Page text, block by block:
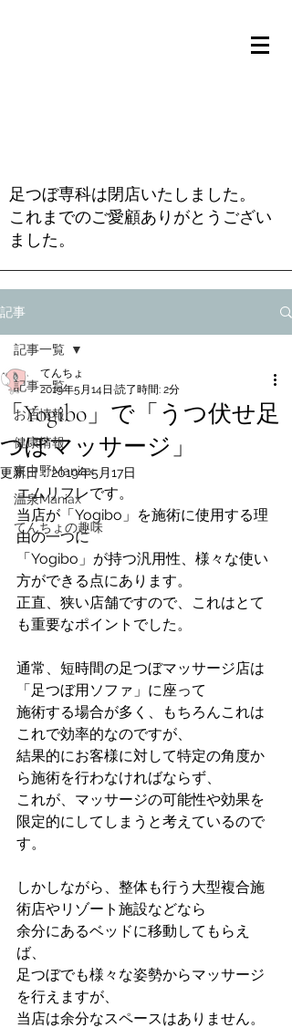
足つぼ専科は閉店いたしました。
これまでのご愛顧ありがとうござい
ました。
記事
記事一覧
お店情報
健康情報
東中野Maniax
温泉Maniax
てんちょの趣味
記事一覧
「Yogibo」で「うつ伏せ足
つぼマッサージ」
てんちょ
2019年5月14日 読了時間: 2分
更新日：2019年5月17日
エムリフレです。
当店が「Yogibo」を施術に使用する理
由の一つに
「Yogibo」が持つ汎用性、様々な使い
方ができる点にあります。
正直、狭い店舗ですので、これはとて
も重要なポイントでした。
通常、短時間の足つぼマッサージ店は
「足つぼ用ソファ」に座って
施術する場合が多く、もちろんこれは
これで効率的なのですが、
結果的にお客様に対して特定の角度か
ら施術を行わなければならず、
これが、マッサージの可能性や効果を
限定的にしてしまうと考えているので
す。
しかしながら、整体も行う大型複合施
術店やリゾート施設などなら
余分にあるベッドに移動してもらえ
ば、
足つぼでも様々な姿勢からマッサージ
を行えますが、
当店は余分なスペースはありません。